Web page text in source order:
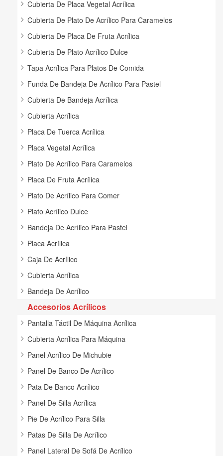
Cubierta De Placa Vegetal Acrílica
Cubierta De Plato De Acrílico Para Caramelos
Cubierta De Placa De Fruta Acrílica
Cubierta De Plato Acrílico Dulce
Tapa Acrílica Para Platos De Comida
Funda De Bandeja De Acrílico Para Pastel
Cubierta De Bandeja Acrílica
Cubierta Acrílica
Placa De Tuerca Acrílica
Placa Vegetal Acrílica
Plato De Acrílico Para Caramelos
Placa De Fruta Acrílica
Plato De Acrílico Para Comer
Plato Acrílico Dulce
Bandeja De Acrílico Para Pastel
Placa Acrílica
Caja De Acrílico
Cubierta Acrílica
Bandeja De Acrílico
Accesorios Acrílicos
Pantalla Táctil De Máquina Acrílica
Cubierta Acrílica Para Máquina
Panel Acrílico De Michubie
Panel De Banco De Acrílico
Pata De Banco Acrílico
Panel De Silla Acrílica
Pie De Acrílico Para Silla
Patas De Silla De Acrílico
Panel Lateral De Sofá De Acrílico